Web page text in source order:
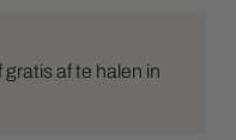
af te halen in